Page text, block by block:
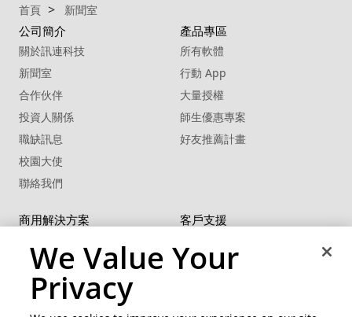
首頁 新聞室
公司簡介
關於訊連科技
新聞室
合作伙伴
投資人關係
職缺訊息
校園大使
聯絡我們
產品專區
所有軟體
行動 App
大量授權
師生優惠專案
好友推薦計畫
商用解決方案
FaceMe ®SDK
客戶支援
軟體更新
We Value Your
Privacy